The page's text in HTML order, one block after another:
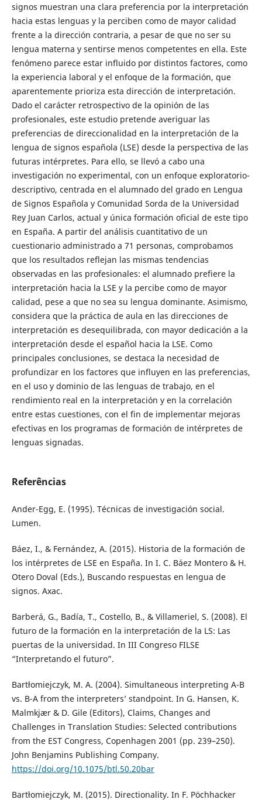
signos muestran una clara preferencia por la interpretación
hacia estas lenguas y la perciben como de mayor calidad
frente a la dirección contraria, a pesar de que no ser su
lengua materna y sentirse menos competentes en ella. Este
fenómeno parece estar influido por distintos factores, como
la experiencia laboral y el enfoque de la formación, que
aparentemente prioriza esta dirección de interpretación.
Dado el carácter retrospectivo de la opinión de las
profesionales, este estudio pretende averiguar las
preferencias de direccionalidad en la interpretación de la
lengua de signos española (LSE) desde la perspectiva de las
futuras intérpretes. Para ello, se llevó a cabo una
investigación no experimental, con un enfoque exploratorio-
descriptivo, centrada en el alumnado del grado en Lengua
de Signos Española y Comunidad Sorda de la Universidad
Rey Juan Carlos, actual y única formación oficial de este tipo
en España. A partir del análisis cuantitativo de un
cuestionario administrado a 71 personas, comprobamos
que los resultados reflejan las mismas tendencias
observadas en las profesionales: el alumnado prefiere la
interpretación hacia la LSE y la percibe como de mayor
calidad, pese a que no sea su lengua dominante. Asimismo,
considera que la práctica de aula en las direcciones de
interpretación es desequilibrada, con mayor dedicación a la
interpretación desde el español hacia la LSE. Como
principales conclusiones, se destaca la necesidad de
profundizar en los factores que influyen en las preferencias,
en el uso y dominio de las lenguas de trabajo, en el
rendimiento real en la interpretación y en la correlación
entre estas cuestiones, con el fin de implementar mejoras
efectivas en los programas de formación de intérpretes de
lenguas signadas.
Referências
Ander-Egg, E. (1995). Técnicas de investigación social.
Lumen.
Báez, I., & Fernández, A. (2015). Historia de la formación de
los intérpretes de LSE en España. In I. C. Báez Montero & H.
Otero Doval (Eds.), Buscando respuestas en lengua de
signos. Axac.
Barberá, G., Badía, T., Costello, B., & Villameriel, S. (2008). El
futuro de la formación en la interpretación de la LS: Las
puertas de la universidad. In III Congreso FILSE
“Interpretando el futuro”.
Bartłomiejczyk, M. A. (2004). Simultaneous interpreting A-B
vs. B-A from the interpreters’ standpoint. In G. Hansen, K.
Malmkjær & D. Gile (Editors), Claims, Changes and
Challenges in Translation Studies: Selected contributions
from the EST Congress, Copenhagen 2001 (pp. 239–250).
John Benjamins Publishing Company.
https://doi.org/10.1075/btl.50.20bar
Bartłomiejczyk, M. (2015). Directionality. In F. Pöchhacker